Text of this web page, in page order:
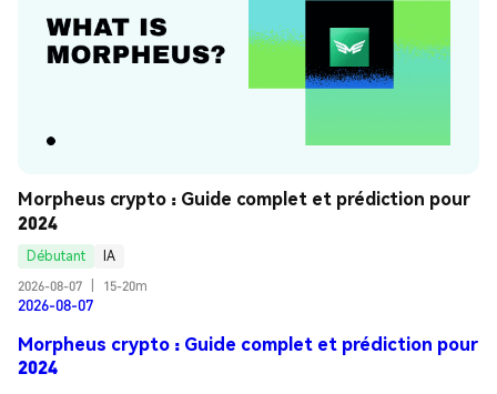
Morpheus crypto : Guide complet et prédiction pour
2024
Débutant
IA
2026-08-07
15-20m
2026-08-07
Morpheus crypto : Guide complet et prédiction pour
2024